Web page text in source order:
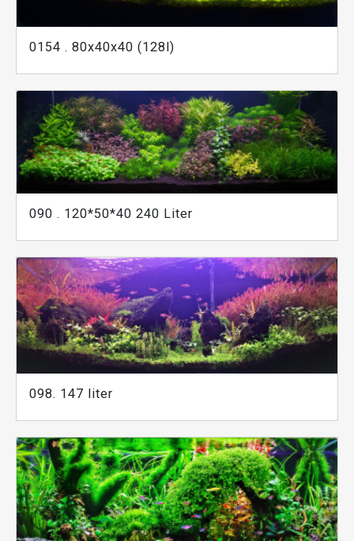
0154 . 80x40x40 (128l)
090 . 120*50*40 240 Liter
098. 147 liter